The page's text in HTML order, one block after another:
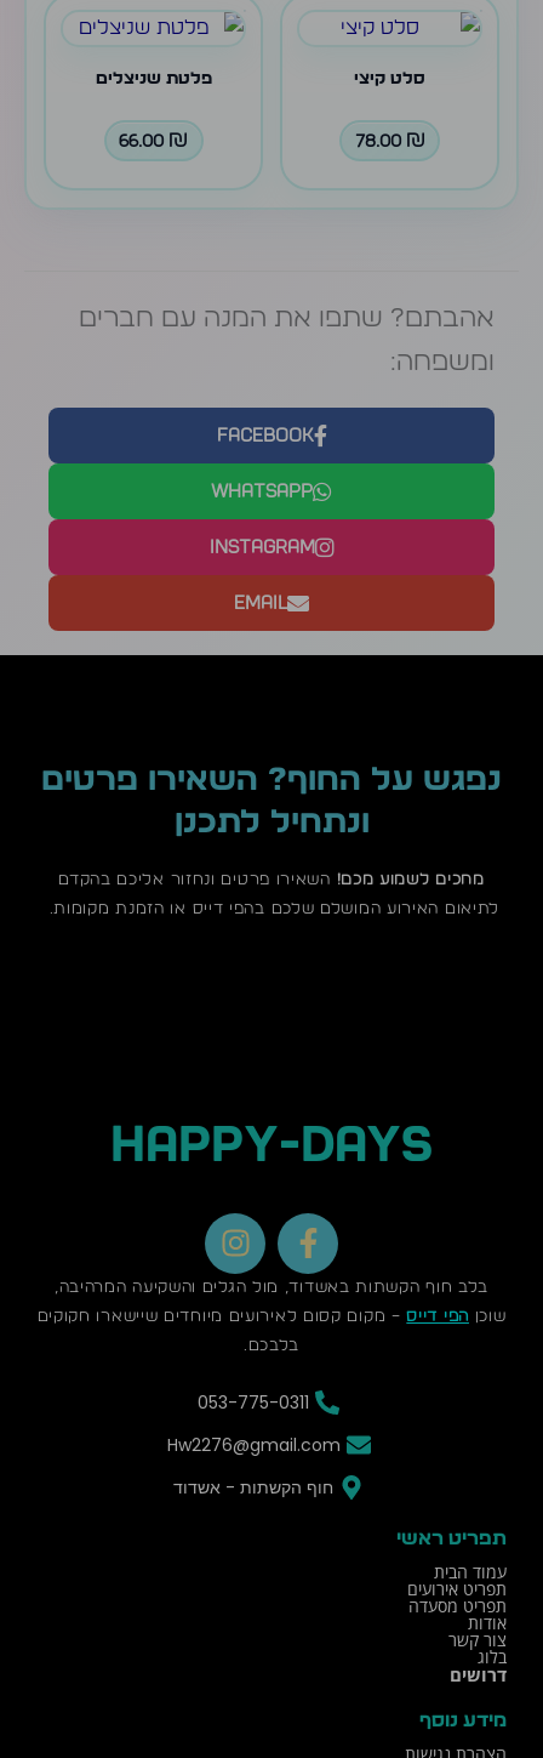
סלט קיצי
78.00 ₪
פלטת שניצלים
66.00 ₪
אהבתם? שתפו את המנה עם חברים
ומשפחה:
Facebook
WhatsApp
Instagram
Email
נפגש על החוף? השאירו פרטים
ונתחיל לתכנן
מחכים לשמוע מכם! השאירו פרטים ונחזור אליכם בהקדם
לתיאום האירוע המושלם שלכם בהפי דייס או הזמנת מקומות.
HAPPY-DAYS
F
a
c
e
b
o
k
f
I
n
s
t
r
a
בלב חוף הקשתות באשדוד, מול הגלים והשקיעה המרהיבה,
שוכן הפי דייס– מקום קסום לאירועים מיוחדים שיישארו חקוקים
בלבכם.
053-775-0311
Hw2276@gmail.com
חוף הקשתות - אשדוד
תפריט ראשי
עמוד הבית
תפריט אירועים
תפריט מסעדה
אודות
צור קשר
בלוג
דרושים
מידע נוסף